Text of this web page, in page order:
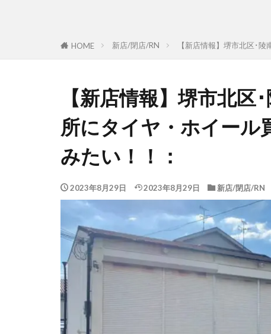
HOME 新店/閉店/RN 【新店情報】堺市北区･
【新店情報】堺市北
所にタイヤ・ホイール
みたい！！：
2023年8月29日 2023年8月29日 新店/閉店/RN